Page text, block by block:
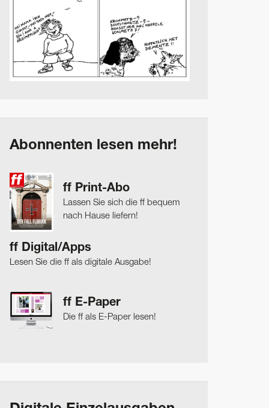
Abonnenten lesen mehr!
ff Print-Abo
Lassen Sie sich die ff bequem
nach Hause liefern!
ff Digital/Apps
Lesen Sie die ff als digitale Ausgabe!
ff E-Paper
Die ff als E-Paper lesen!